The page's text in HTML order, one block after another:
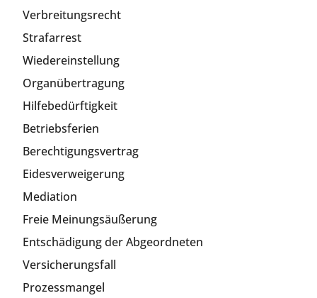
Verbreitungsrecht
Strafarrest
Wiedereinstellung
Organübertragung
Hilfebedürftigkeit
Betriebsferien
Berechtigungsvertrag
Eidesverweigerung
Mediation
Freie Meinungsäußerung
Entschädigung der Abgeordneten
Versicherungsfall
Prozessmangel